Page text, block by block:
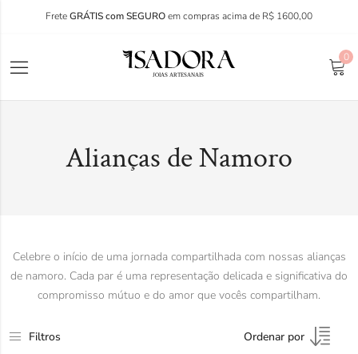
FreteGRÁTIS com SEGUROem compras acima de R$ 1600,00
0
Alianças de Namoro
Celebre o início de uma jornada compartilhada com nossas alianças
de namoro. Cada par é uma representação delicada e significativa do
compromisso mútuo e do amor que vocês compartilham.
Filtros Ordenar por